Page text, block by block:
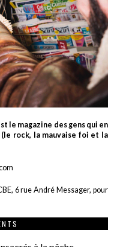
le magazine des gens qui en
rock, la mauvaise foi et la
6 rue André Messager, pour